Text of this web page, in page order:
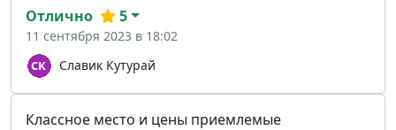
Славик Кутурай
Отлично 5
11 сентября 2023 в 18:02
Классное место и цены приемлемые